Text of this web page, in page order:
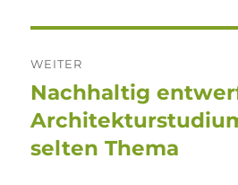
WEITER
Nächster
Beitrag:
Nachhaltig
selten Thema